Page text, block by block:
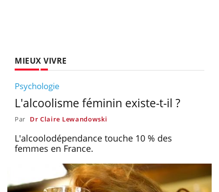
MIEUX VIVRE
Psychologie
L'alcoolisme féminin existe-t-il ?
Par Dr Claire Lewandowski
L'alcoolodépendance touche 10 % des
femmes en France.